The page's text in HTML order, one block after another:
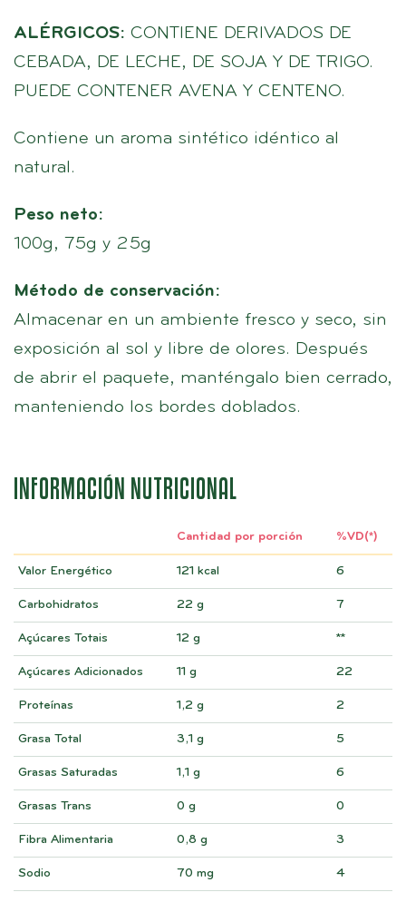
ALÉRGICOS: CONTIENE DERIVADOS DE
CEBADA, DE LECHE, DE SOJA Y DE TRIGO.
PUEDE CONTENER AVENA Y CENTENO.
Contiene un aroma sintético idéntico al
natural.
Peso neto:
100g, 75g y 25g
Método de conservación:
Almacenar en un ambiente fresco y seco, sin
exposición al sol y libre de olores. Después
de abrir el paquete, manténgalo bien cerrado,
manteniendo los bordes doblados.
INFORMACIÓN NUTRICIONAL
Cantidad por porción %VD(*)
Valor Energético 121 kcal 6
Carbohidratos 22 g 7
Açúcares Totais 12 g **
Açúcares Adicionados 11 g 22
Proteínas 1,2 g 2
Grasa Total 3,1 g 5
Grasas Saturadas 1,1 g 6
Grasas Trans 0 g 0
Fibra Alimentaria 0,8 g 3
Sodio 70 mg 4